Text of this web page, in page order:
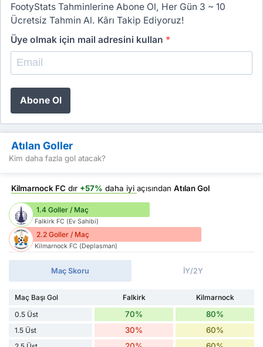
FootyStats Tahminlerine Abone Ol, Her Gün 3 ~ 10
Ücretsiz Tahmin Al. Kârı Takip Ediyoruz!
Üye olmak için mail adresini kullan *
Abone Ol
Atılan Goller
Kim daha fazla gol atacak?
Kilmarnock FC dır +57% daha iyi açısından Atılan Gol
1.4 Goller / Maç
Falkirk FC (Ev Sahibi)
2.2 Goller / Maç
Kilmarnock FC (Deplasman)
Maç Skoru İY/2Y
Maç Başı Gol Falkirk
Kilmarnock
0.5 Üst
70% 80%
1.5 Üst 30% 60%